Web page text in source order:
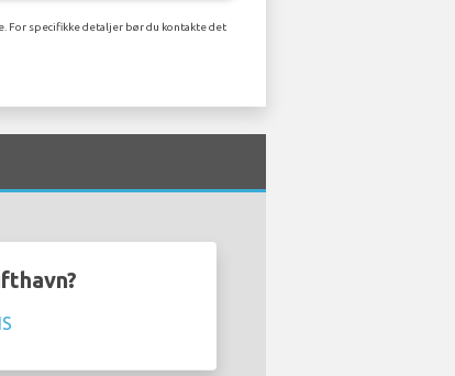
For specifikke detaljer bør du kontakte det